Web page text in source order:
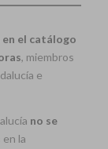
el catálogo
, miembros
e
no se
la